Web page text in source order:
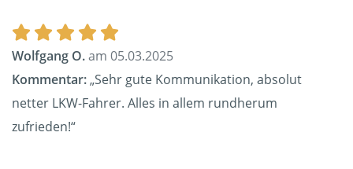
Wolfgang O.am 05.03.2025
Kommentar:„Sehr gute Kommunikation, absolut
netter LKW-Fahrer. Alles in allem rundherum
zufrieden!“